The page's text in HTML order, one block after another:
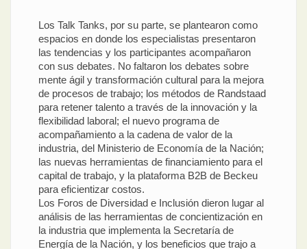
Los Talk Tanks, por su parte, se plantearon como
espacios en donde los especialistas presentaron
las tendencias y los participantes acompañaron
con sus debates. No faltaron los debates sobre
mente ágil y transformación cultural para la mejora
de procesos de trabajo; los métodos de Randstaad
para retener talento a través de la innovación y la
flexibilidad laboral; el nuevo programa de
acompañamiento a la cadena de valor de la
industria, del Ministerio de Economía de la Nación;
las nuevas herramientas de financiamiento para el
capital de trabajo, y la plataforma B2B de Beckeu
para eficientizar costos.
Los Foros de Diversidad e Inclusión dieron lugar al
análisis de las herramientas de concientización en
la industria que implementa la Secretaría de
Energía de la Nación, y los beneficios que trajo a